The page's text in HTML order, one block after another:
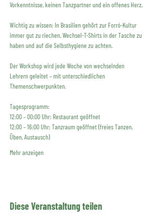
Vorkenntnisse, keinen Tanzpartner und ein offenes Herz.
Wichtig zu wissen: In Brasilien gehört zur Forró-Kultur
immer gut zu riechen, Wechsel-T-Shirts in der Tasche zu
haben und auf die Selbsthygiene zu achten.
Der Workshop wird jede Woche von wechselnden
Lehrern geleitet – mit unterschiedlichen
Themenschwerpunkten.
Tagesprogramm:
12:00 – 00:00 Uhr: Restaurant geöffnet
12:00 – 16:00 Uhr: Tanzraum geöffnet (freies Tanzen,
Üben, Austausch)
Mehr anzeigen
Diese Veranstaltung teilen